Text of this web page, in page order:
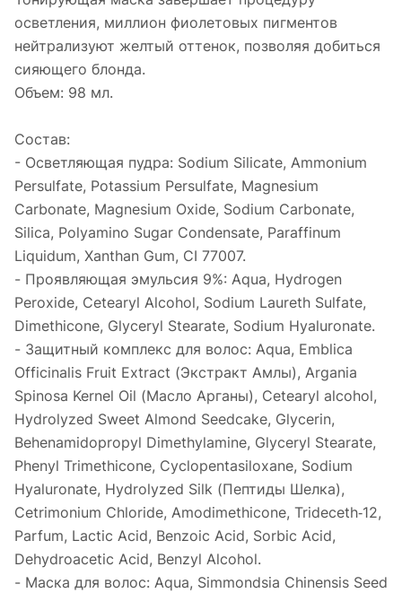
осветления, миллион фиолетовых пигментов
нейтрализуют желтый оттенок, позволяя добиться
сияющего блонда.
Объем: 98 мл.
Состав:
- Осветляющая пудра: Sodium Silicate, Ammonium
Persulfate, Potassium Persulfate, Magnesium
Carbonate, Magnesium Oxide, Sodium Carbonate,
Silica, Polyamino Sugar Condensate, Paraffinum
Liquidum, Xanthan Gum, CI 77007.
- Проявляющая эмульсия 9%: Aqua, Hydrogen
Peroxide, Cetearyl Alcohol, Sodium Laureth Sulfate,
Dimethicone, Glyceryl Stearate, Sodium Hyaluronate.
- Защитный комплекс для волос: Aqua, Emblica
Officinalis Fruit Extract (Экстракт Амлы), Argania
Spinosa Kernel Oil (Масло Арганы), Cetearyl alcohol,
Hydrolyzed Sweet Almond Seedcake, Glycerin,
Behenamidopropyl Dimethylamine, Glyceryl Stearate,
Phenyl Trimethicone, Cyclopentasiloxane, Sodium
Hyaluronate, Hydrolyzed Silk (Пептиды Шелка),
Cetrimonium Chloride, Amodimethicone, Trideceth‐12,
Parfum, Lactic Acid, Benzoic Acid, Sorbic Acid,
Dehydroacetic Acid, Benzyl Alcohol.
- Маска для волос: Aqua, Simmondsia Chinensis Seed